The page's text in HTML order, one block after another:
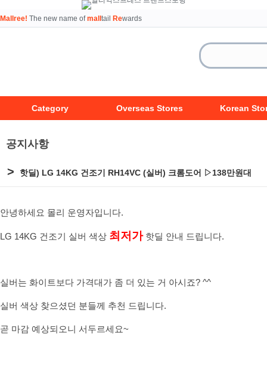
Mallree! The new name ofmall tail Rewards
Category Overseas Stores Korean
공지사항
> 핫딜) LG 14KG 건조기 RH14VC (실버) 크롬도어 ▷138만원대
안녕하세요 몰리 운영자입니다.
LG 14KG 건조기 실버 색상 최저가핫딜 안내 드립니다.
실버는 화이트보다 가격대가 좀 더 있는 거 아시죠? ^^
실버 색상 찾으셨던 분들께 추천 드립니다.
곧 마감 예상되오니 서두르세요~